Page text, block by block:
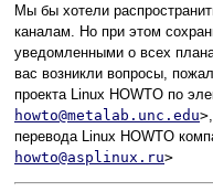
Мы бы хотели
каналам. Но при этом
уведомленными о всех
вас возникли вопросы,
проекта Linux HOWTO по
howto@metalab.unc.edu>
перевода Linux HOWTO
howto@asplinux.ru>